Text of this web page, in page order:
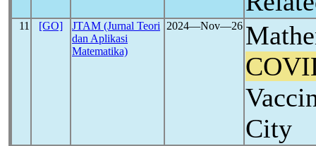
11 [GO]
JTAM (Jurnal Teori
dan Aplikasi
Matematika)
2024―Nov―26
City